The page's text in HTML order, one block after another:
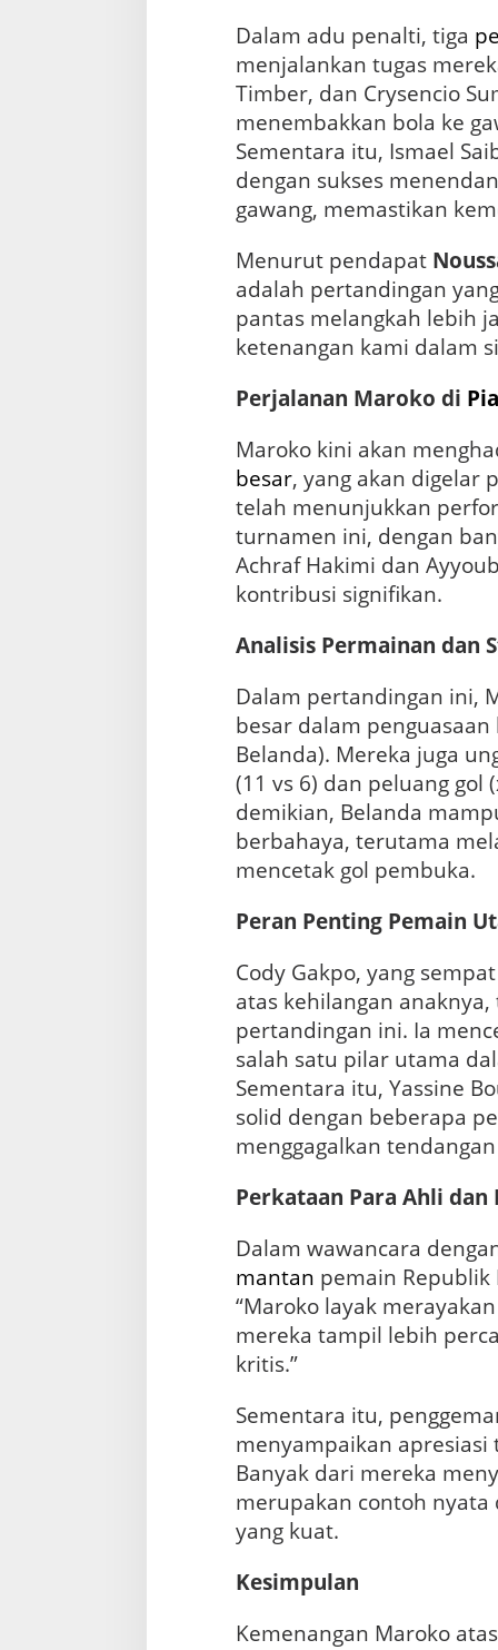
Dalam adu penalti, tiga
menjalankan tugas
Timber, dan Crysencio
menembakkan bola ke
Sementara itu, Ismael
dengan sukses
gawang, memastikan
Menurut pendapat
adalah pertandingan
pantas melangkah lebih
ketenangan kami dalam
Perjalanan Maroko di
Maroko kini akan
besar, yang akan digelar
telah menunjukkan
turnamen ini, dengan
Achraf Hakimi dan
kontribusi signifikan.
Analisis Permainan dan
Dalam pertandingan ini,
besar dalam
Belanda). Mereka juga
(11 vs 6) dan peluang gol
demikian, Belanda
berbahaya, terutama
mencetak gol pembuka.
Peran Penting Pemain
Cody Gakpo, yang
atas kehilangan
pertandingan ini. Ia
salah satu pilar utama
Sementara itu, Yassine
solid dengan beberapa
menggagalkan
Perkataan Para Ahli dan
Dalam wawancara
mantan pemain Republik
“Maroko layak
mereka tampil lebih
kritis.”
Sementara itu,
menyampaikan
Banyak dari mereka
merupakan contoh
yang kuat.
Kesimpulan
Kemenangan Maroko